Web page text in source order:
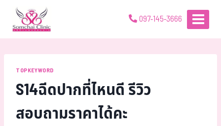
097-145-3666
TOPKEYWORD
S14ฉีดปากที่ไหนดี รีวิว
สอบถามราคาได้คะ